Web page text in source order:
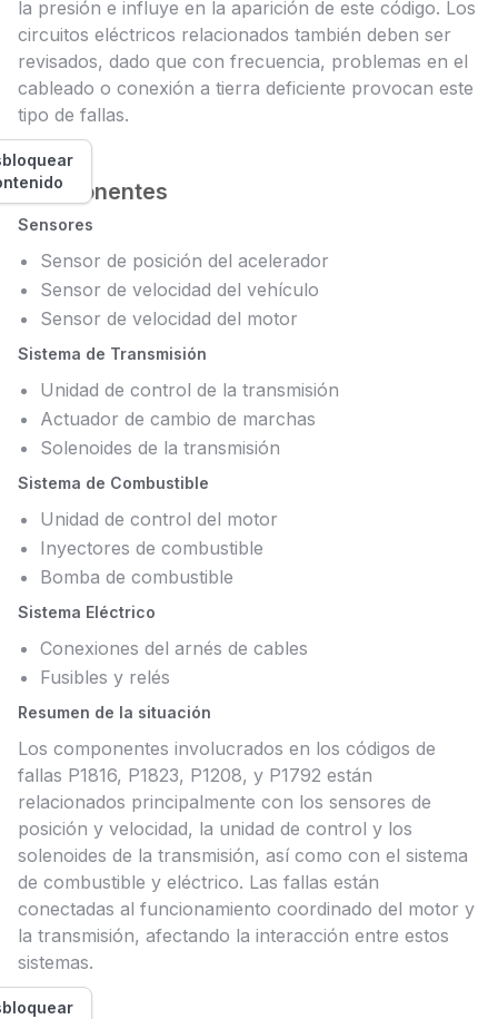
la presión e influye en la aparición de este código. Los
circuitos eléctricos relacionados también deben ser
revisados, dado que con frecuencia, problemas en el
cableado o conexión a tierra deficiente provocan este
tipo de fallas.
Componentes
Sensores
Sensor de posición del acelerador
Sensor de velocidad del vehículo
Sensor de velocidad del motor
Sistema de Transmisión
Unidad de control de la transmisión
Actuador de cambio de marchas
Solenoides de la transmisión
Sistema de Combustible
Unidad de control del motor
Inyectores de combustible
Bomba de combustible
Sistema Eléctrico
Conexiones del arnés de cables
Fusibles y relés
Resumen de la situación
Los componentes involucrados en los códigos de
fallas P1816, P1823, P1208, y P1792 están
relacionados principalmente con los sensores de
posición y velocidad, la unidad de control y los
solenoides de la transmisión, así como con el sistema
de combustible y eléctrico. Las fallas están
conectadas al funcionamiento coordinado del motor y
la transmisión, afectando la interacción entre estos
sistemas.